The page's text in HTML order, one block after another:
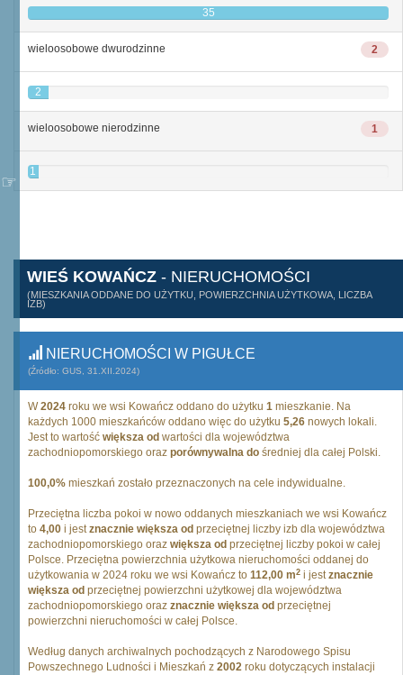
35
2
wieloosobowe dwurodzinne
2
1
wieloosobowe nierodzinne
1
WIEŚ KOWAŃCZ - NIERUCHOMOŚCI
(MIESZKANIA ODDANE DO UŻYTKU, POWIERZCHNIA UŻYTKOWA, LICZBA
IZB)
NIERUCHOMOŚCI W PIGUŁCE
(Źródło: GUS, 31.XII.2024)
W2024 roku we wsi Kowańcz oddano do użytku 1 mieszkanie. Na
każdych 1000 mieszkańców oddano więc do użytku 5,26 nowych lokali.
Jest to wartość większa od wartości dla województwa
zachodniopomorskiego oraz porównywalna do średniej dla całej Polski.
100,0% mieszkań zostało przeznaczonych na cele indywidualne.
Przeciętna liczba pokoi w nowo oddanych mieszkaniach we wsi Kowańcz
to 4,00 i jestznacznie większa od przeciętnej liczby izb dla województwa
zachodniopomorskiego oraz większa od przeciętnej liczby pokoi w całej
Polsce. Przeciętna powierzchnia użytkowa nieruchomości oddanej do
użytkowania w 2024 roku we wsi Kowańcz to 112,00 m2 i jestznacznie
większa od przeciętnej powierzchni użytkowej dla województwa
zachodniopomorskiego oraz znacznie większa od przeciętnej
powierzchni nieruchomości w całej Polsce.
Według danych archiwalnych pochodzących z Narodowego Spisu
Powszechnego Ludności i Mieszkań z 2002 roku dotyczących instalacji